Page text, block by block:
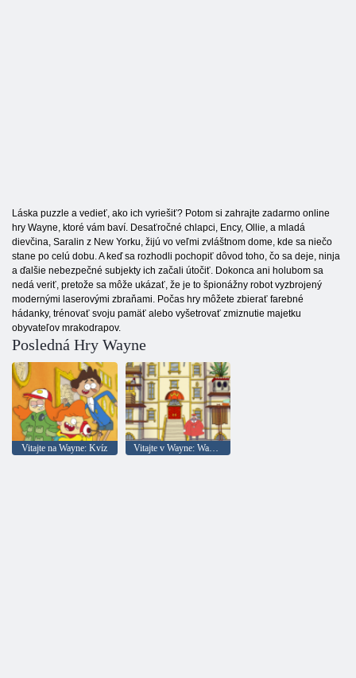
Láska puzzle a vedieť, ako ich vyriešiť? Potom si zahrajte zadarmo online
hry Wayne, ktoré vám baví. Desaťročné chlapci, Ency, Ollie, a mladá
dievčina, Saralin z New Yorku, žijú vo veľmi zvláštnom dome, kde sa niečo
stane po celú dobu. A keď sa rozhodli pochopiť dôvod toho, čo sa deje, ninja
a ďalšie nebezpečné subjekty ich začali útočiť. Dokonca ani holubom sa
nedá veriť, pretože sa môže ukázať, že je to špionážny robot vyzbrojený
modernými laserovými zbraňami. Počas hry môžete zbierať farebné
hádanky, trénovať svoju pamäť alebo vyšetrovať zmiznutie majetku
obyvateľov mrakodrapov.
Posledná Hry Wayne
Vitajte na Wayne: Kvíz Vitajte v Wayne: Wayne Research